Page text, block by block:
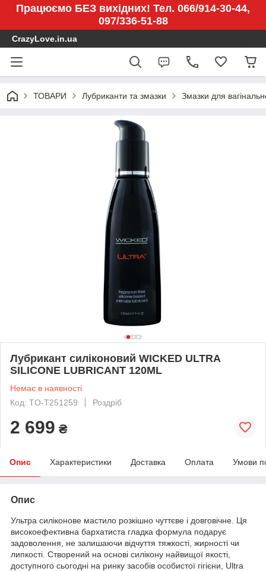
Працюємо БЕЗ вихідних! Тел. 066/914-30-44,
097/336-51-88
CrazyLove.in.ua
ТОВАРИ Лубриканти та змазки Змазки для
Лубрикант силіконовий WICKED ULTRA
SILICONE LUBRICANT 120ML
Немає в наявності
Код: TO-T251259
Роздріб
2 699 ₴
Опис Характеристики Доставка Оплата Умови
Опис
Ультра силіконове мастило розкішно чуттєве і довговічне. Ця
високоефективна бархатиста гладка формула подарує
задоволення, не залишаючи відчуття тяжкості, жирності чи
липкості. Створений на основі силікону найвищої якості,
доступного сьогодні на ринку засобів особистої гігієни, Ultra